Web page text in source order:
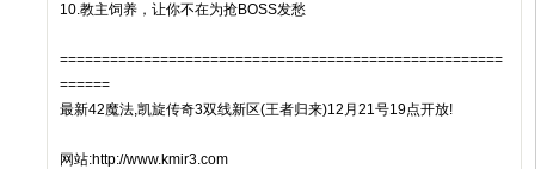
10.教主饲养，让你不在为抢BOSS发愁
=====================================================
======
最新42魔法,凯旋传奇3双线新区(王者归来)12月21号19点开放!
网站:http://www.kmir3.com